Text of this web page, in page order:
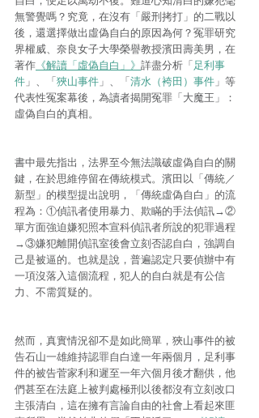
無警覺嗎？究竟，在沒有「嚴刑拷打」的二戰以
後，還選擇做出虛偽自白的原因為何？冤罪研究
界權威、奈良女子大學榮譽教授濱田壽美男，在
著作 《解讀「虛偽自白」》 詳盡分析「足利事
件 」、「狹山事件 」、「清水（袴田）事件 」等
代表性冤案幕後，為讀者揭開冤罪「大魔王」：
虛偽自白的真相。
書中最先指出，法界至今無法識破虛偽自白的關
鍵，在於思維停留在傳統模式。濱田以「傳統／
新型」的模型提出說明，「傳統虛偽自白」的流
程為：①偵訊者使用暴力、欺瞞的手法偵訊→②
單方面強迫嫌犯照本宣科偵訊者所說的犯罪過程
→③嫌犯離開偵訊室後會立刻否認自白，強調自
己是被逼的。也就是說，普遍認定只要偵辦中有
一項沒落入這個流程，犯人的自白就是有公信
力、不需質疑的。
然而，真實情況卻不是如此簡單，狹山事件的被
告石山一雄維持認罪自白達一年兩個月，足利事
件的被告菅家利和遲至一年六個月後才翻供，他
們甚至在法庭上被判處極刑以後都沒有立刻改口
主張清白，這在擁有言論自由的社會上看起來匪